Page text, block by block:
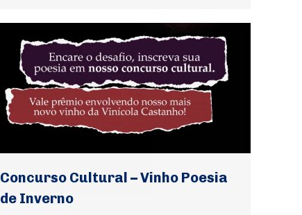
Concurso Cultural – Vinho Poesia
de Inverno